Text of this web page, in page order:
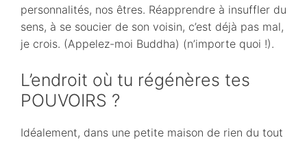
personnalités, nos êtres. Réapprendre à insuffler du
sens, à se soucier de son voisin, c’est déjà pas mal,
je crois. (Appelez-moi Buddha) (n’importe quoi !).
L’endroit où tu régénères tes
POUVOIRS ?
Idéalement, dans une petite maison de rien du tout